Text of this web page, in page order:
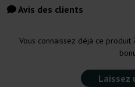
Avis des clients
Vous connaissez déjà ce
Laissez